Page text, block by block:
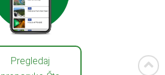
Pregledaj